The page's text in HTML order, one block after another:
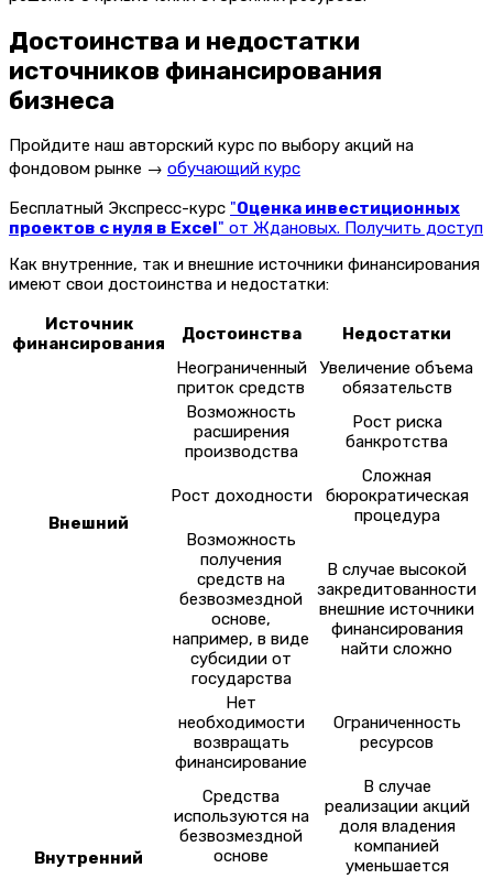
Достоинства и недостатки
источников финансирования
бизнеса
Пройдите наш авторский курс по выбору акций на
фондовом рынке → обучающий курс
Бесплатный Экспресс-курс "Оценка инвестиционных
проектов с нуля в Excel " от Ждановых. Получить доступ
Как внутренние, так и внешние источники финансирования
имеют свои достоинства и недостатки:
Источник
финансирования
Достоинства Недостатки
Внешний
Неограниченный
приток средств
Увеличение объема
обязательств
Возможность
расширения
производства
Рост риска
банкротства
Рост доходности
Сложная
бюрократическая
процедура
Возможность
получения
средств на
безвозмездной
основе,
например, в виде
субсидии от
государства
В случае высокой
закредитованности
внешние источники
финансирования
найти сложно
Внутренний
Нет
необходимости
возвращать
финансирование
Ограниченность
ресурсов
Средства
используются на
безвозмездной
основе
В случае
реализации акций
доля владения
компанией
уменьшается